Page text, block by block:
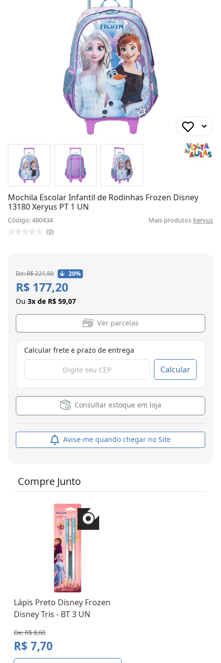
Mochila Escolar Infantil de Rodinhas Frozen Disney
13180 Xeryus PT 1 UN
Código: 480434 Mais produtosXeryus
(0)
De: R$ 221,50 20%
R$ 177,20
Ou 3x de R$ 59,07
Ver parcelas
Calcular frete e prazo de entrega
Calcular
Consultar estoque em loja
Avise-me quando chegar no Site
Compre Junto
Lápis Preto Disney Frozen
Disney Tris - BT 3 UN
De: R$ 8,60
R$ 7,70